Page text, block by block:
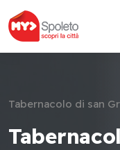
Tabernacolo di san